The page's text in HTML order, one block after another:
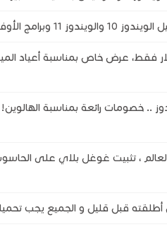
وبرامج الأوفيس
11 برو بسعر 25.01 دولار فقط، عرض خاص
، تثبيت غوغل بلاي على
قبل قليل و الجميع يجب